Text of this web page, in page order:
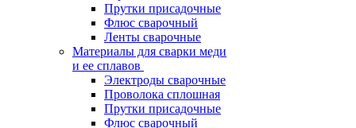
Прутки присадочные
Флюс сварочный
Ленты сварочные
Материалы для сварки меди
и ее сплавов
Электроды сварочные
Проволока сплошная
Прутки присадочные
Флюс сварочный